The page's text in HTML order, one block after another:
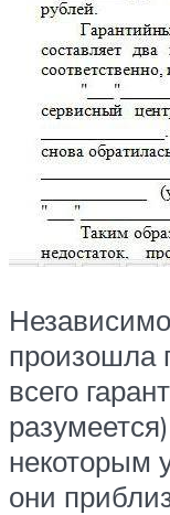
произошла
всего
некоторым
они